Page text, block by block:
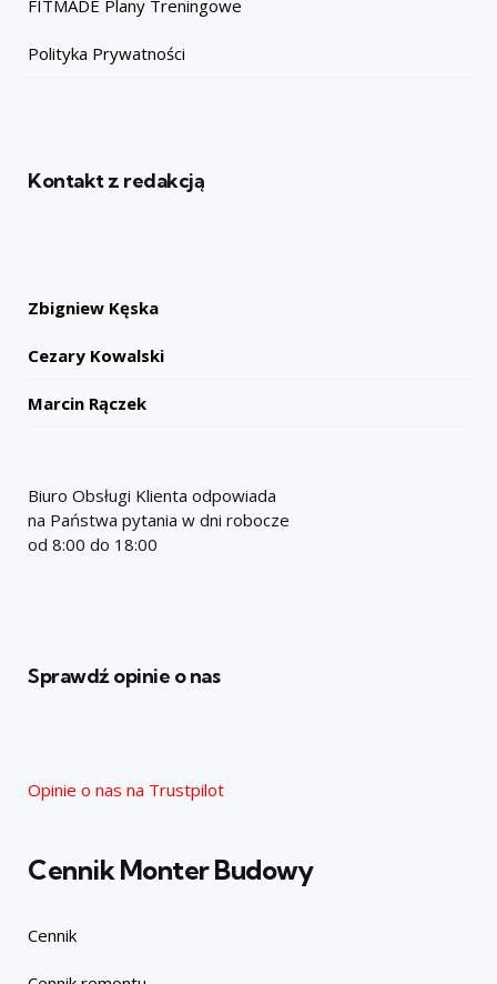
FITMADE Plany Treningowe
Polityka Prywatności
Kontakt z redakcją
Zbigniew Kęska
Cezary Kowalski
Marcin Rączek
Biuro Obsługi Klienta odpowiada
na Państwa pytania w dni robocze
od 8:00 do 18:00
Sprawdź opinie o nas
Opinie o nas na Trustpilot
Cennik Monter Budowy
Cennik